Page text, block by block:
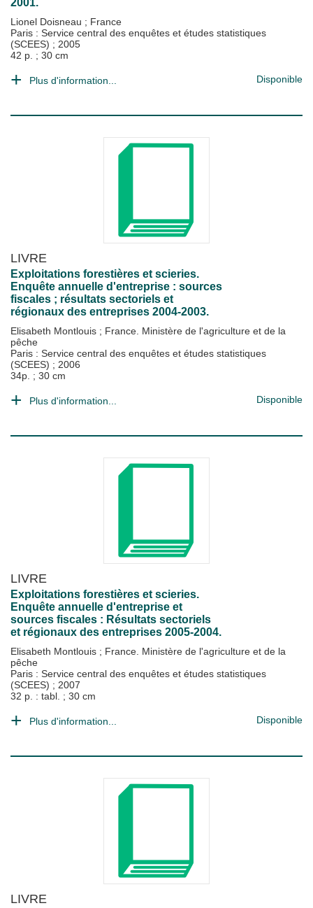
2001.
Lionel Doisneau ; France
Paris : Service central des enquêtes et études statistiques
(SCEES) ; 2005
42 p. ; 30 cm
Plus d'information... Disponible
LIVRE
Exploitations forestières et scieries.
Enquête annuelle d'entreprise : sources
fiscales ; résultats sectoriels et
régionaux des entreprises 2004-2003.
Elisabeth Montlouis ; France. Ministère de l'agriculture et de la
pêche
Paris : Service central des enquêtes et études statistiques
(SCEES) ; 2006
34p. ; 30 cm
Plus d'information... Disponible
LIVRE
Exploitations forestières et scieries.
Enquête annuelle d'entreprise et
sources fiscales : Résultats sectoriels
et régionaux des entreprises 2005-2004.
Elisabeth Montlouis ; France. Ministère de l'agriculture et de la
pêche
Paris : Service central des enquêtes et études statistiques
(SCEES) ; 2007
32 p. : tabl. ; 30 cm
Plus d'information... Disponible
LIVRE